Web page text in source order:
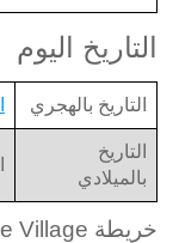
التاريخ اليوم
التاريخ بالهجري
التاريخ
بالميلادي
خريطة Koblerville Village